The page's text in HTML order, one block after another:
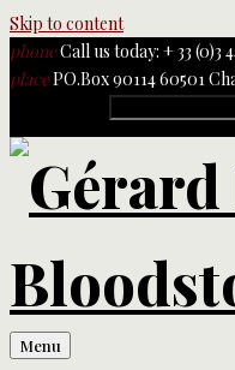
Skip to content
phoneCall us today: + 33 (0)3
placePO.Box 90114 60501
Menu